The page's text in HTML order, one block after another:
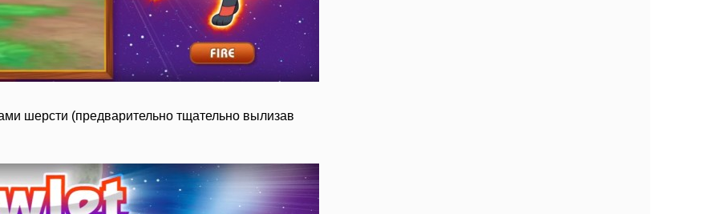
шерсти (предварительно тщательно вылизав